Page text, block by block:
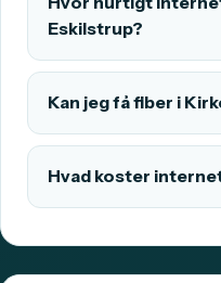
Eskilstrup?
Kan jeg få fiber i
Hvad koster